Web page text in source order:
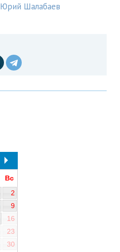
Юрий Шалабаев
Вс
2
9
16
23
30